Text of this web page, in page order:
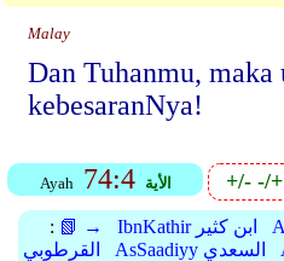
Malay
Dan Tuhanmu,
kebesaranNya!
Ayah 74:4 الأية +/--/+
: 📗 → IbnKathir ابن كثير
القرطوبي
AsSaadiyy السعدي